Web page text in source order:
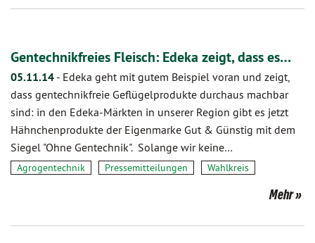
Gentechnikfreies Fleisch: Edeka zeigt, dass es…
05.11.14 - Edeka geht mit gutem Beispiel voran und zeigt,
dass gentechnikfreie Geflügelprodukte durchaus machbar
sind: in den Edeka-Märkten in unserer Region gibt es jetzt
Hähnchenprodukte der Eigenmarke Gut & Günstig mit dem
Siegel "Ohne Gentechnik". Solange wir keine…
Agrogentechnik Pressemitteilungen Wahlkreis
Mehr